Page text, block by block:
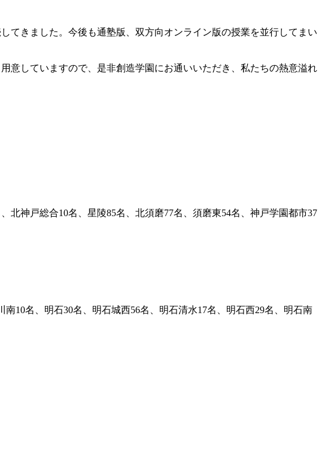
てきました。今後も通塾版、双方向オンライン版の授業を並行してまい
意していますので、是非創造学園にお通いいただき、私たちの熱意溢れ
北神戸総合10名、星陵85名、北須磨77名、須磨東54名、神戸学園都市37
10名、明石30名、明石城西56名、明石清水17名、明石西29名、明石南